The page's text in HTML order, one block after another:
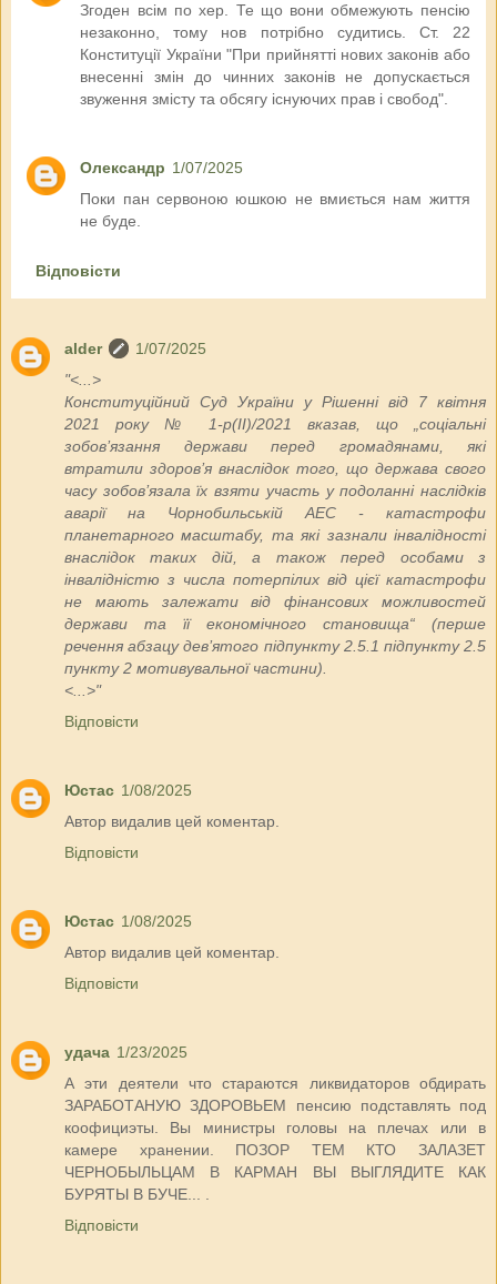
Згоден всім по хер. Те що вони обмежують пенсію
незаконно, тому нов потрібно судитись. Ст. 22
Конституції України "При прийнятті нових законів або
внесенні змін до чинних законів не допускається
звуження змісту та обсягу існуючих прав і свобод".
Олександр 1/07/2025
Поки пан сервоною юшкою не вмиється нам життя
не буде.
Відповісти
alder
1/07/2025
"<...>
Конституційний Суд України у Рішенні від 7 квітня
2021 року № 1-р(II)/2021 вказав, що „соціальні
зобов’язання держави перед громадянами, які
втратили здоров’я внаслідок того, що держава свого
часу зобов’язала їх взяти участь у подоланні наслідків
аварії на Чорнобильській АЕС - катастрофи
планетарного масштабу, та які зазнали інвалідності
внаслідок таких дій, а також перед особами з
інвалідністю з числа потерпілих від цієї катастрофи
не мають залежати від фінансових можливостей
держави та її економічного становища“ (перше
речення абзацу дев’ятого підпункту 2.5.1 підпункту 2.5
пункту 2 мотивувальної частини).
<...>"
Відповісти
Юстас 1/08/2025
Автор видалив цей коментар.
Відповісти
Юстас 1/08/2025
Автор видалив цей коментар.
Відповісти
удача 1/23/2025
А эти деятели что стараются ликвидаторов обдирать
ЗАРАБОТАНУЮ ЗДОРОВЬЕМ пенсию подставлять под
коофициэты. Вы министры головы на плечах или в
камере хранении. ПОЗОР ТЕМ КТО ЗАЛАЗЕТ
ЧЕРНОБЫЛЬЦАМ В КАРМАН ВЫ ВЫГЛЯДИТЕ КАК
БУРЯТЫ В БУЧЕ... .
Відповісти